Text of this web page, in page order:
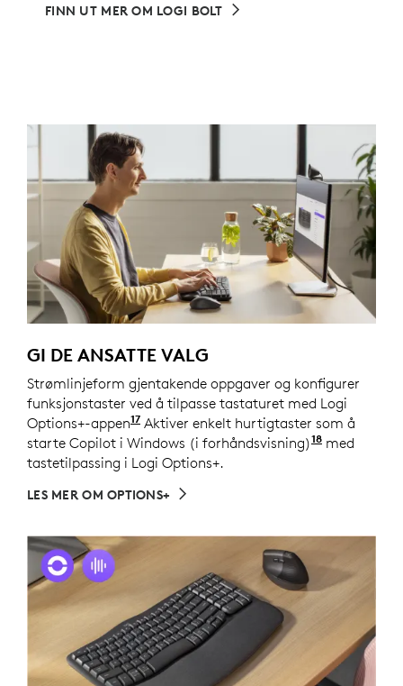
FINN UT MER OM LOGI BOLT
GI DE ANSATTE VALG
Strømlinjeform gjentakende oppgaver og konfigurer
funksjonstaster ved å tilpasse tastaturet med Logi
Options+-appen17 Tilpass enheten ved å installere
Aktiver enkelt hurtigtaster som å
starte Copilot i Windows (i forhåndsvisning)18 Copilot i
med
tastetilpassing i Logi Options+.
LES MER OM OPTIONS+